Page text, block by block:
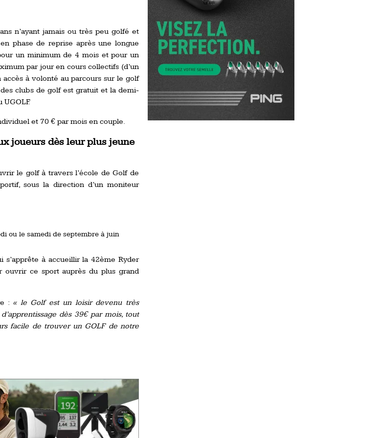
n’ayant jamais ou très peu golfé et
phase de reprise après une longue
un minimum de 4 mois et pour un
par jour en cours collectifs (d’un
à volonté au parcours sur le golf
clubs de golf est gratuit et la demi-
et 70 € par mois en couple.
joueurs dès leur plus jeune
le golf à travers l’école de Golf de
sous la direction d’un moniteur
ou le samedi de septembre à juin
s’apprête à accueillir la 42ème Ryder
ouvrir ce sport auprès du plus grand
: « le Golf est un loisir devenu très
dès 39€ par mois, tout
facile de trouver un GOLF de notre
Debout en Bouts prolonge la Fashion Week à
Roland-Garros
Lacoste Ladies Open 2025 : Céline Boutier
de retour à Deauville
Chypre